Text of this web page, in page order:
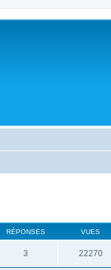
RÉPONSES VUES
3 22270